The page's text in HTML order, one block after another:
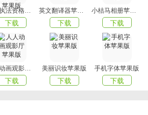
能如语音翻译、文本翻译、相机翻译等
快速选择。
进的语音识别和翻译技术，实现高准确
支持多种语言间的自由转换。
户的翻译历史和偏好，智能推荐常用词
合外部设备实现同声传译功能，适用于
税务执法资格考试聚题库苹果版
下载
英文翻译器苹果版
下载
小桔马相册苹果版
下载
人人动画观影厅苹果版
下载
美丽识妆苹果版
下载
手机字体苹果版
下载